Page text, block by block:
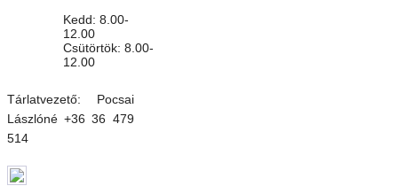
Kedd: 8.00-
12.00
Csütörtök: 8.00-
12.00
Tárlatvezető: Pocsai
Lászlóné +36 36 479
514